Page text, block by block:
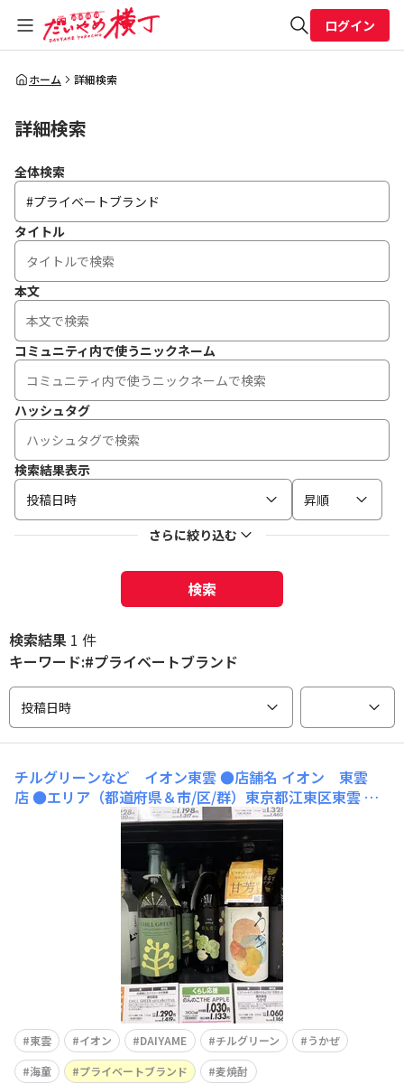
全体検索
ログイン
ホーム 詳細検索
詳細検索
全体検索
タイトル
本文
コミュニティ内で使うニックネーム
ハッシュタグ
検索結果表示
投稿日時
昇順
さらに絞り込む
検索
検索結果 1 件
キーワード:#プライベートブランド
投稿日時
チルグリーンなど イオン東雲●店舗名 イオン 東雲
店 ●エリア（都道府県＆市/区/群）東京都江東区東雲 ●
買えるお酒 マーガオのチルグリーン DAIYAME うか
ぜ 麦焼酎 海童達 ●おすすめポイント 濵田酒造さ
ん、色々とございます ●店舗のWebサイト（公式HP・S
東雲 イオン DAIYAME チルグリーン
うかぜ
海童
プライベートブランド
麦焼酎